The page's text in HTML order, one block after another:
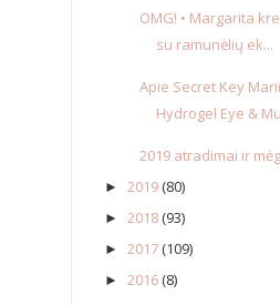
OMG! • Margarita
su ramunėlių ek...
Apie Secret Key
Hydrogel Eye &
2019 atradimai ir
► 2019 (80)
► 2018 (93)
► 2017 (109)
► 2016 (8)